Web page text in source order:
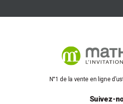
N°1 de la vente en ligne
Suivez-